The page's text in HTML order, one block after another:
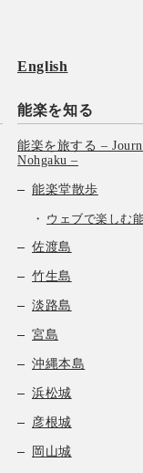
English
能楽を知る
能楽を旅する –
Nohgaku –
能楽堂散歩
ウェブで楽しむ
佐渡島
竹生島
淡路島
宮島
沖縄本島
浜松城
彦根城
岡山城